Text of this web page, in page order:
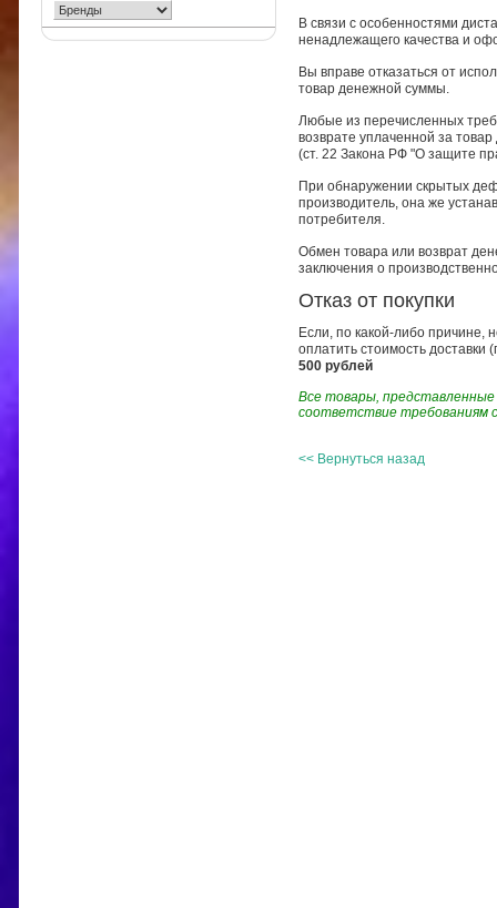
В связи с особенностями
ненадлежащего качества и
Вы вправе отказаться от
товар денежной суммы.
Любые из перечисленных
возврате уплаченной за
(ст. 22 Закона РФ "О защите
При обнаружении скрытых
производитель, она же
потребителя.
Обмен товара или возврат
заключения о
Отказ от покупки
Если, по какой-либо причине,
оплатить стоимость доставки
500 рублей
Все товары,
соответствие требованиям
<< Вернуться назад